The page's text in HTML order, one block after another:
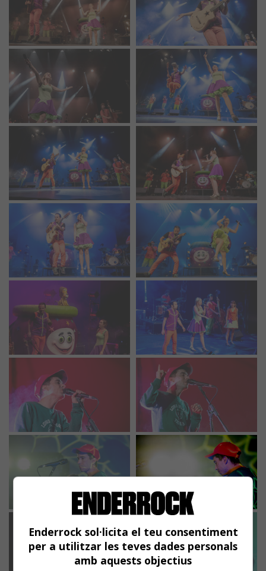
Enderrock sol·licita el teu consentiment
per a utilitzar les teves dades personals
amb aquests objectius